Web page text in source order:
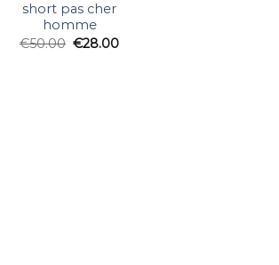
short pas cher
homme
€50.00 €28.00